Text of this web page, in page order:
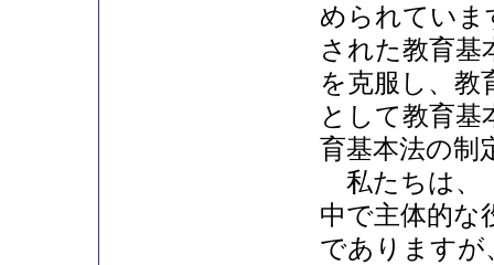
められていま
された教育基
を克服し、教
として教育基
育基本法の制
私たちは、
中で主体的な
でありますが